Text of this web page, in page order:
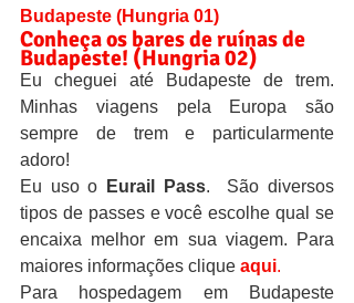
Budapeste (Hungria 01)
Conheça os bares de ruínas de
Budapeste! (Hungria 02)
Eu cheguei até Budapeste de trem.
Minhas viagens pela Europa são
sempre de trem e particularmente
adoro!
Eu uso o
Eurail Pass.  São diversos
tipos de passes e você escolhe qual se
encaixa melhor em sua viagem. Para
maiores informações clique aqui.
Para hospedagem em Budapeste